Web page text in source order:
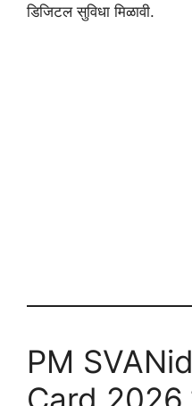
डिजिटल सुविधा मिळावी.
PM